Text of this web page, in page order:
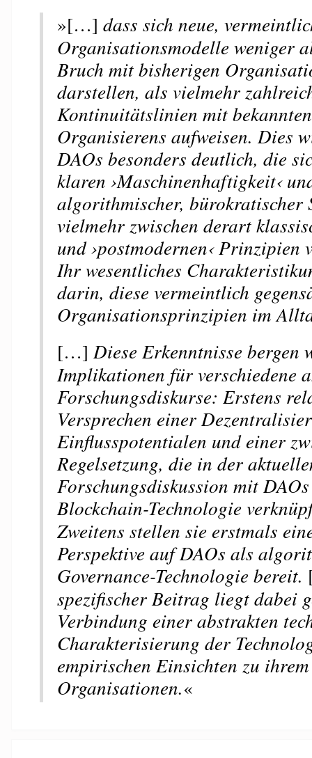
»[…] dass sich neue,
Organisationsmodelle weniger
Bruch mit bisherigen
darstellen, als vielmehr
Kontinuitätslinien mit
Organisierens aufweisen. Dies
DAOs besonders deutlich, die
klaren ›Maschinenhaftigkeit‹
algorithmischer, bürokratischer
vielmehr zwischen derart
und ›postmodernen‹ Prinzipien
Ihr wesentliches
darin, diese vermeintlich
Organisationsprinzipien im
[…]Diese Erkenntnisse bergen
Implikationen für verschiedene
Forschungsdiskurse: Erstens
Versprechen einer
Einflusspotentialen und einer
Regelsetzung, die in der
Forschungsdiskussion mit
Blockchain-Technologie
Zweitens stellen sie erstmals
Perspektive auf DAOs als
Governance-Technologie bereit.
spezifischer Beitrag liegt dabei
Verbindung einer abstrakten
Charakterisierung der
empirischen Einsichten zu
Organisationen.«